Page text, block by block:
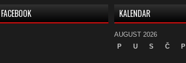
FACEBOOK KALENDAR
AUGUST 2026
P
U S Č P